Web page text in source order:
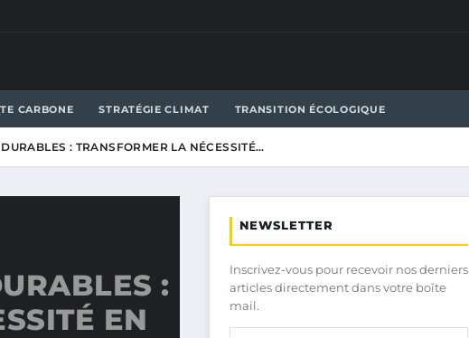
CARBONE STRATÉGIE CLIMAT TRANSITION ÉCOLOGIQUE
: TRANSFORMER LA NÉCESSITÉ…
:
EN
NEWSLETTER
Inscrivez-vous pour recevoir nos derniers
articles directement dans votre boîte
mail.